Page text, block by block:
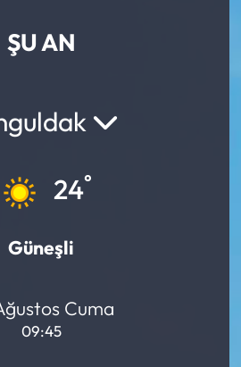
ŞU AN
24°
Güneşli
Cuma
09:45